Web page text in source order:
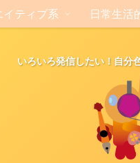
いろいろ発信したい！自分
イティブ系 日常生活